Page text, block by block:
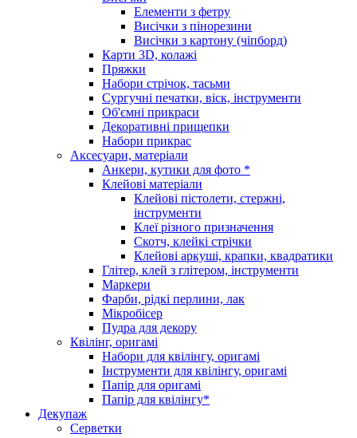
Елементи з фетру
Висічки з пінорезини
Висічки з картону (чіпборд)
Карти 3D, колажі
Пряжки
Набори стрічок, тасьми
Сургучні печатки, віск, інструменти
Об'ємні прикраси
Декоративні прищепки
Набори прикрас
Аксесуари, матеріали
Анкери, кутики для фото *
Клейові матеріали
Клейові пістолети, стержні,
інструменти
Клеї різного призначення
Скотч, клейкі стрічки
Клейові аркуші, крапки, квадратики
Глітер, клей з глітером, інструменти
Маркери
Фарби, рідкі перлини, лак
Мікробісер
Пудра для декору
Квілінг, оригамі
Набори для квілінгу, оригамі
Інструменти для квілінгу, оригамі
Папір для оригамі
Папір для квілінгу*
Декупаж
Серветки